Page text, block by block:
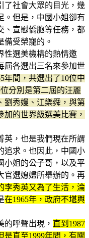
了社會大眾的目光，幾
。但是，中國小姐卻有
、宣慰僑胞等任務，都
備受榮寵的。
性選美機構的熱情邀
屆各選出三名來參加世
年間，共選出了10位中
分別是第二屆的汪麗
劉秀嫚、江樂舜，與第
的世界級選美比賽，
英，也是我們現在所謂
追求。也因此，中國小
小姐的公子哥，以及平
官選媳婦所舉辦的。再
李秀英又為了生活，淪
在1965年，政府不堪輿
的呼聲出現， 直到1987
直至1999年間，有關